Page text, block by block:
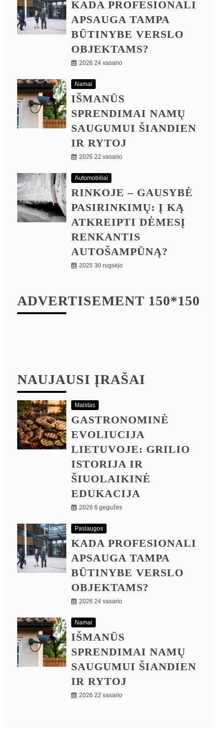
KADA PROFESIONALI
APSAUGA TAMPA
BŪTINYBE VERSLO
OBJEKTAMS?
2026 24 vasario
Namai
IŠMANŪS
SPRENDIMAI NAMŲ
SAUGUMUI ŠIANDIEN
IR RYTOJ
2026 22 vasario
Automobiliai
RINKOJE – GAUSYBĖ
PASIRINKIMŲ: Į KĄ
ATKREIPTI DĖMESĮ
RENKANTIS
AUTOŠAMPŪNĄ?
2025 30 rugsėjo
ADVERTISEMENT 150*150
NAUJAUSI ĮRAŠAI
Maistas
GASTRONOMINĖ
EVOLIUCIJA
LIETUVOJE: GRILIO
ISTORIJA IR
ŠIUOLAIKINĖ
EDUKACIJA
2026 6 gegužės
Paslaugos
KADA PROFESIONALI
APSAUGA TAMPA
BŪTINYBE VERSLO
OBJEKTAMS?
2026 24 vasario
Namai
IŠMANŪS
SPRENDIMAI NAMŲ
SAUGUMUI ŠIANDIEN
IR RYTOJ
2026 22 vasario